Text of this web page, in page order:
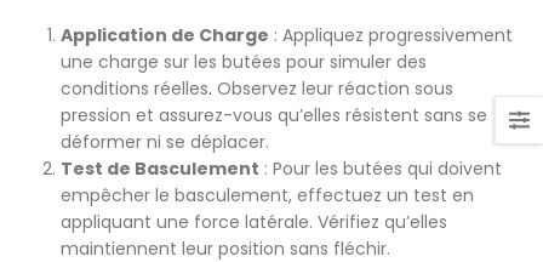
Application de Charge : Appliquez progressivement
une charge sur les butées pour simuler des
conditions réelles. Observez leur réaction sous
pression et assurez-vous qu’elles résistent sans se
déformer ni se déplacer.
Test de Basculement : Pour les butées qui doivent
empêcher le basculement, effectuez un test en
appliquant une force latérale. Vérifiez qu’elles
maintiennent leur position sans fléchir.